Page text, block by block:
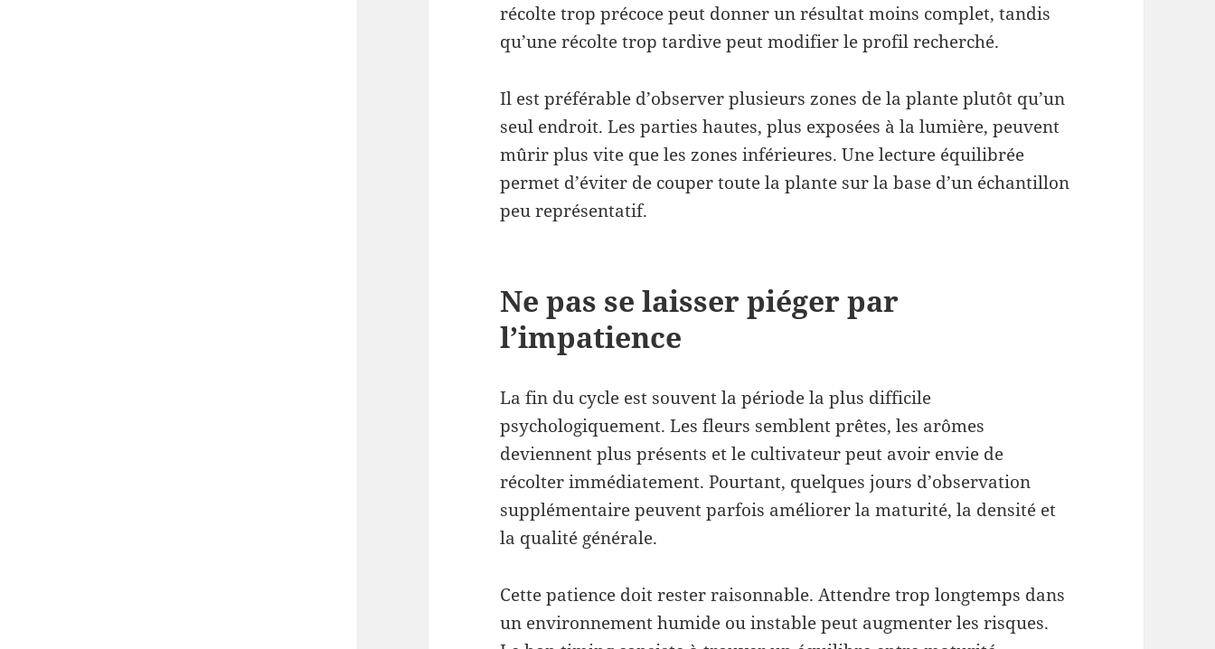
récolte trop précoce peut donner un résultat moins complet, tandis
qu’une récolte trop tardive peut modifier le profil recherché.
Il est préférable d’observer plusieurs zones de la plante plutôt qu’un
seul endroit. Les parties hautes, plus exposées à la lumière, peuvent
mûrir plus vite que les zones inférieures. Une lecture équilibrée
permet d’éviter de couper toute la plante sur la base d’un échantillon
peu représentatif.
Ne pas se laisser piéger par
l’impatience
La fin du cycle est souvent la période la plus difficile
psychologiquement. Les fleurs semblent prêtes, les arômes
deviennent plus présents et le cultivateur peut avoir envie de
récolter immédiatement. Pourtant, quelques jours d’observation
supplémentaire peuvent parfois améliorer la maturité, la densité et
la qualité générale.
Cette patience doit rester raisonnable. Attendre trop longtemps dans
un environnement humide ou instable peut augmenter les risques.